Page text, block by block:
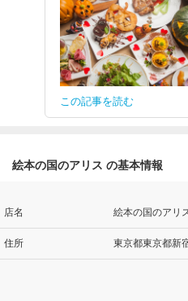
この記事を読む
絵本の国のアリス の基本情報
店名 絵本の国のアリ
住所 東京都東京都新